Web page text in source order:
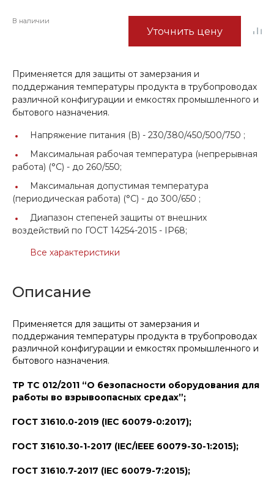
В наличии
Уточнить цену
Применяется для защиты от замерзания и
поддержания температуры продукта в трубопроводах
различной конфигурации и емкостях промышленного и
бытового назначения.
Напряжение питания (В) - 230/380/450/500/750 ;
Максимальная рабочая температура (непрерывная
работа) (°C) - до 260/550;
Максимальная допустимая температура
(периодическая работа) (°C) - до 300/650 ;
Диапазон степеней защиты от внешних
воздействий по ГОСТ 14254-2015 - IP68;
Все характеристики
Описание
Применяется для защиты от замерзания и
поддержания температуры продукта в трубопроводах
различной конфигурации и емкостях промышленного и
бытового назначения.
ТР ТС 012/2011 “О безопасности оборудования для
работы во взрывоопасных средах”;
ГОСТ 31610.0-2019 (IEC 60079-0:2017);
ГОСТ 31610.30-1-2017 (IEC/IEEE 60079-30-1:2015);
ГОСТ 31610.7-2017 (IEC 60079-7:2015);